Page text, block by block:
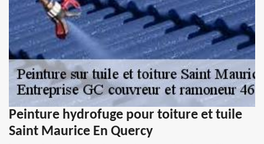
Peinture hydrofuge pour toiture et tuile
Saint Maurice En Quercy